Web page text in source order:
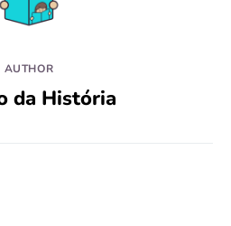
AUTHOR
da História